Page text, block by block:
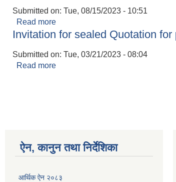
Submitted on: Tue, 08/15/2023 - 10:51
Read more
Invitation for sealed Quotation
Submitted on: Tue, 03/21/2023 - 08:04
Read more
ऐन, कानुन तथा निर्देशिका
आर्थिक ऐन २०८३